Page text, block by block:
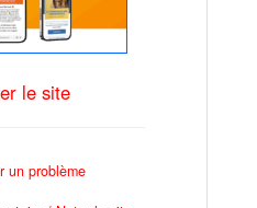
le site
un problème